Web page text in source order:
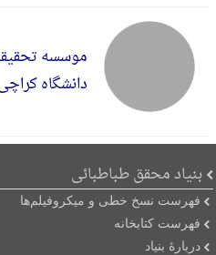
موسسه
د‌انشگاه‌
بنیاد محقق طباطبائی
فهرست نسخ خطی و میکروفیلم‌ها
فهرست کتابخانه
دربارۀ بنیاد